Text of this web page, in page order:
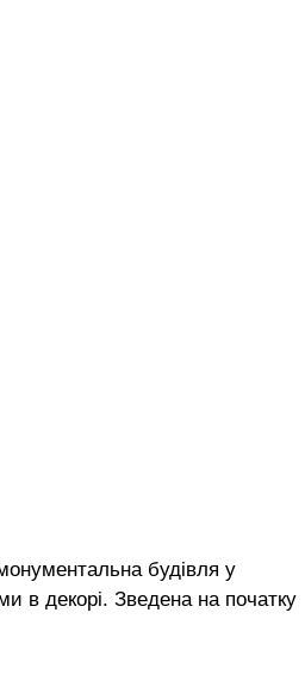
будівля у
в декорі. Зведена на початку